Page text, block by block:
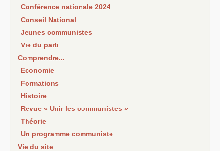
Conférence nationale 2024
Conseil National
Jeunes communistes
Vie du parti
Comprendre...
Economie
Formations
Histoire
Revue « Unir les communistes »
Théorie
Un programme communiste
Vie du site